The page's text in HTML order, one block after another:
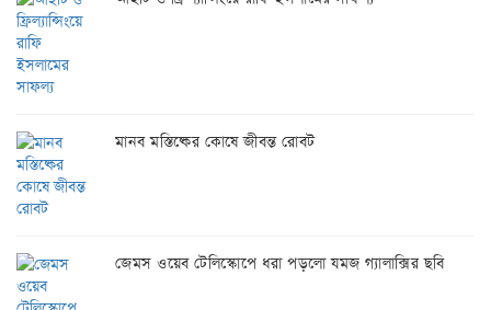
মানব মস্তিষ্কের কোষে জীবন্ত রোবট
জেমস ওয়েব টেলিস্কোপে ধরা পড়লো যমজ গ্যালাক্সির ছবি